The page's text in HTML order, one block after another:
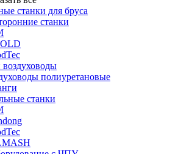
станки для бруса
станки
полиуретановые
станки